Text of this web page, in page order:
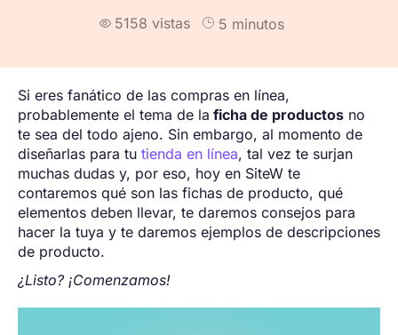
 5158 vistas 5 minutos
Si eres fanático de las compras en línea,
probablemente el tema de la ficha de productos no
te sea del todo ajeno. Sin embargo, al momento de
diseñarlas para tu tienda en línea, tal vez te surjan
muchas dudas y, por eso, hoy en SiteW te
contaremos qué son las fichas de producto, qué
elementos deben llevar, te daremos consejos para
hacer la tuya y te daremos ejemplos de descripciones
de producto.
¿Listo? ¡Comenzamos!